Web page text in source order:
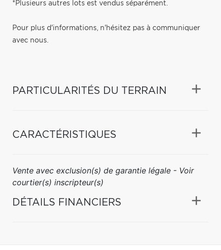
*Plusieurs autres lots est vendus séparément.
Pour plus d'informations, n'hésitez pas à communiquer
avec nous.
PARTICULARITÉS DU TERRAIN
CARACTÉRISTIQUES
Vente avec exclusion(s) de garantie légale - Voir
courtier(s) inscripteur(s)
DÉTAILS FINANCIERS